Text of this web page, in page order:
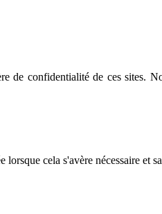
de confidentialité de ces sites.
cela s'avère nécessaire et